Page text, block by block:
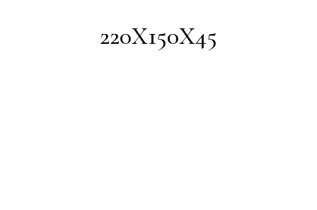
about
220X150X45